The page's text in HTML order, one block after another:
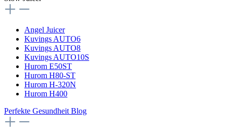
Angel Juicer
Kuvings AUTO6
Kuvings AUTO8
Kuvings AUTO10S
Hurom E50ST
Hurom H80-ST
Hurom H-320N
Hurom H400
Perfekte Gesundheit Blog